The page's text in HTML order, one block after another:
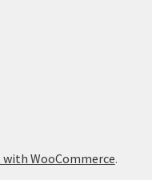
WooCommerce.